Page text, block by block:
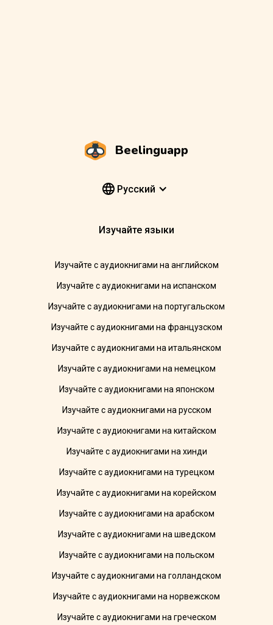
Beelinguapp
Pусский
Изучайте языки
Изучайте с аудиокнигами на английском
Изучайте с аудиокнигами на испанском
Изучайте с аудиокнигами на португальском
Изучайте с аудиокнигами на французском
Изучайте с аудиокнигами на итальянском
Изучайте с аудиокнигами на немецком
Изучайте с аудиокнигами на японском
Изучайте с аудиокнигами на русском
Изучайте с аудиокнигами на китайском
Изучайте с аудиокнигами на хинди
Изучайте с аудиокнигами на турецком
Изучайте с аудиокнигами на корейском
Изучайте с аудиокнигами на арабском
Изучайте с аудиокнигами на шведском
Изучайте с аудиокнигами на польском
Изучайте с аудиокнигами на голландском
Изучайте с аудиокнигами на норвежском
Изучайте с аудиокнигами на греческом